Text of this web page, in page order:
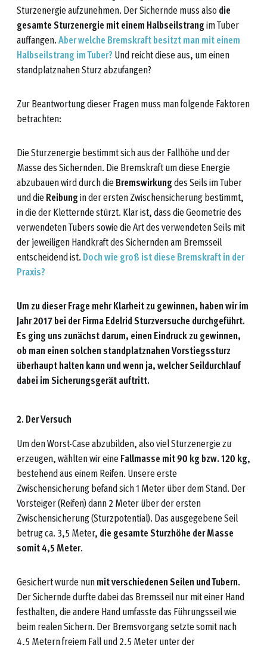
Sturzenergie aufzunehmen. Der Sichernde muss alsodie
gesamte Sturzenergie mit einem Halbseilstrangim Tuber
auffangen.Aber welche Bremskraft besitzt man mit einem
Halbseilstrang im Tuber? Und reicht diese aus, um einen
standplatznahen Sturz abzufangen?
Zur Beantwortung dieser Fragen muss man folgende Faktoren
betrachten:
Die Sturzenergie bestimmt sich aus der Fallhöhe und der
Masse des Sichernden. Die Bremskraft um diese Energie
abzubauen wird durch dieBremswirkungdes Seils im Tuber
und dieReibungin der ersten Zwischensicherung bestimmt,
in die der Kletternde stürzt. Klar ist, dass die Geometrie des
verwendeten Tubers sowie die Art des verwendeten Seils mit
der jeweiligen Handkraft des Sichernden am Bremsseil
entscheidend ist. Doch wie groß ist diese Bremskraft in der
Praxis?
Um zu dieser Frage mehr Klarheit zu gewinnen, haben wir im
Jahr 2017 bei der Firma Edelrid Sturzversuche durchgeführt.
Es ging uns zunächst darum, einen Eindruck zu gewinnen,
ob man einen solchen standplatznahen Vorstiegssturz
überhaupt halten kann und wenn ja, welcher Seildurchlauf
dabei im Sicherungsgerät auftritt.
2. Der Versuch
Um den Worst-Case abzubilden, also viel Sturzenergie zu
erzeugen, wählten wir eineFallmasse mit 90 kg bzw. 120 kg,
bestehend aus einem Reifen. Unsere erste
Zwischensicherung befand sich 1 Meter über dem Stand. Der
Vorsteiger (Reifen) dann 2 Meter über der ersten
Zwischensicherung (Sturzpotential). Das ausgegebene Seil
betrug ca. 3,5 Meter, die gesamte Sturzhöhe der Masse
somit 4,5 Meter.
Gesichert wurde nunmit verschiedenen Seilen und Tubern.
Der Sichernde durfte dabei das Bremsseil nur mit einer Hand
festhalten, die andere Hand umfasste das Führungsseil wie
beim realen Sichern. Der Bremsvorgang setzte somit nach
4,5 Metern freiem Fall und 2,5 Meter unter der